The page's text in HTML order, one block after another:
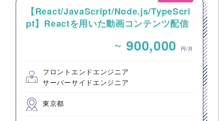
【React/JavaScript/Node.js/TypeScri
pt】Reactを用いた動画コンテンツ配信
~ 900,000 円/月
フロントエンドエンジニア
サーバーサイドエンジニア
東京都